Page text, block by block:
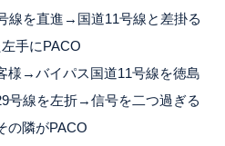
を直進→国道11号線と差掛る
手にPACO
様→バイパス国道11号線を徳島
号線を左折→信号を二つ過ぎる
の隣がPACO